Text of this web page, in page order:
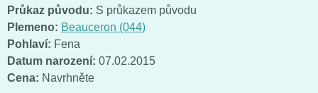
Průkaz původu: S průkazem původu
Plemeno: Beauceron (044)
Pohlaví: Fena
Datum narození: 07.02.2015
Cena: Navrhněte